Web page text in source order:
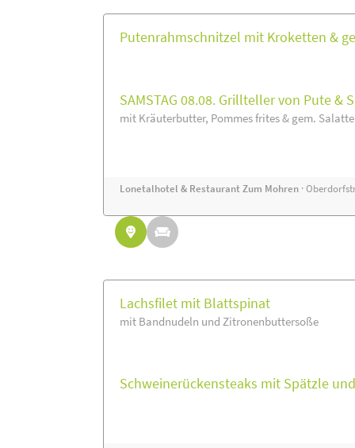
Putenrahmschnitzel mit Kroketten &
SAMSTAG 08.08. Grillteller von Pute &
mit Kräuterbutter, Pommes frites & gem.
Lonetalhotel & Restaurant Zum Mohren ·
Lachsfilet mit Blattspinat
mit Bandnudeln und Zitronenbuttersoße
Schweinerückensteaks mit Spätzle